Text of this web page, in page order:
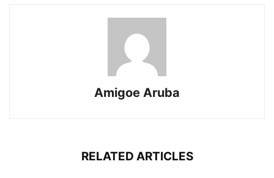
Amigoe Aruba
RELATED ARTICLES